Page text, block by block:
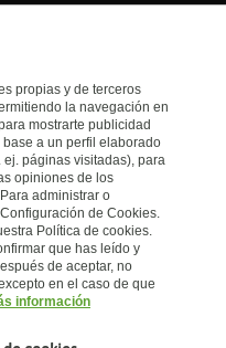
propias y de terceros
la navegación en
mostrarte publicidad
a un perfil elaborado
páginas visitadas), para
opiniones de los
administrar o
de Cookies.
Política de cookies.
que has leído y
de aceptar, no
en el caso de que
información